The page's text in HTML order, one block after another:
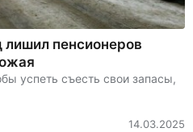
пенсионеров
успеть съесть свои запасы,
14.03.2025